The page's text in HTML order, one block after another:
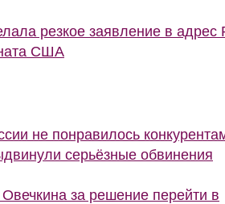
резкое заявление в адрес
США
не понравилось
серьёзные обвинения
за решение перейти в